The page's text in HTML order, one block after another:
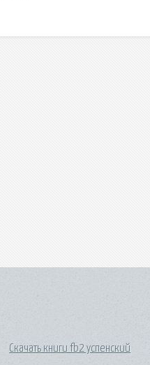
Скачать книги fb2 успенский